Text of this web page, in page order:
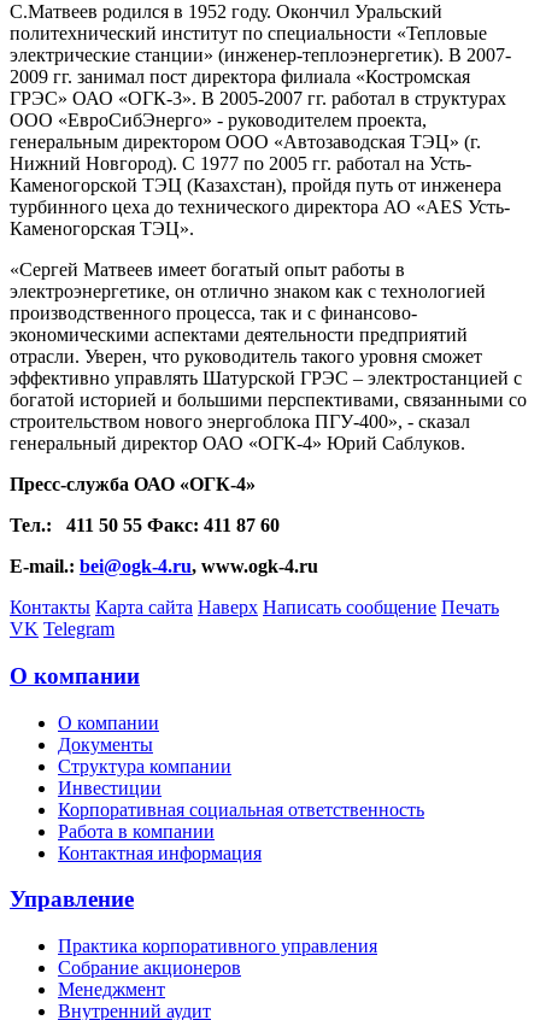
С.Матвеев родился в 1952 году. Окончил Уральский
политехнический институт по специальности «Тепловые
электрические станции» (инженер-теплоэнергетик). В 2007-
2009 гг. занимал пост директора филиала «Костромская
ГРЭС» ОАО «ОГК-3». В 2005-2007 гг. работал в структурах
ООО «ЕвроСибЭнерго» - руководителем проекта,
генеральным директором ООО «Автозаводская ТЭЦ» (г.
Нижний Новгород). С 1977 по 2005 гг. работал на Усть-
Каменогорской ТЭЦ (Казахстан), пройдя путь от инженера
турбинного цеха до технического директора АО «AES Усть-
Каменогорская ТЭЦ».
«Сергей Матвеев имеет богатый опыт работы в
электроэнергетике, он отлично знаком как с технологией
производственного процесса, так и с финансово-
экономическими аспектами деятельности предприятий
отрасли. Уверен, что руководитель такого уровня сможет
эффективно управлять Шатурской ГРЭС – электростанцией с
богатой историей и большими перспективами, связанными со
строительством нового энергоблока ПГУ-400», - сказал
генеральный директор ОАО «ОГК-4» Юрий Саблуков.
Пресс-служба ОАО «ОГК-4»
Тел.: 411 50 55 Факс: 411 87 60
E-mail.: bei@ogk-4.ru, www.ogk-4.ru
Контакты Карта сайта Наверх Написать сообщение Печать
VK Telegram
О компании
О компании
Документы
Структура компании
Инвестиции
Корпоративная социальная ответственность
Работа в компании
Контактная информация
Управление
Практика корпоративного управления
Собрание акционеров
Менеджмент
Внутренний аудит